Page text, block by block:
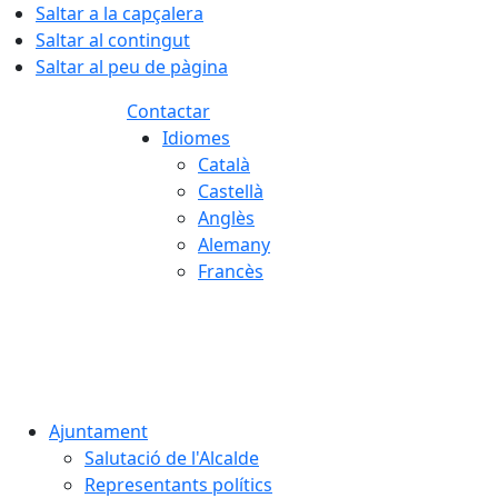
Saltar a la capçalera
Saltar al contingut
Saltar al peu de pàgina
Contactar
Idiomes
Català
Castellà
Anglès
Alemany
Francès
Ajuntament
Salutació de l'Alcalde
Representants polítics